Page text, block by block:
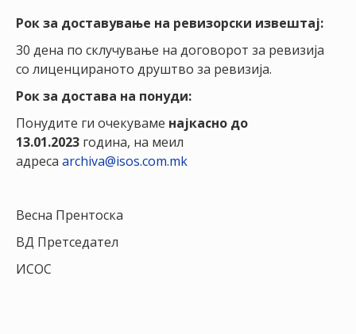
ПОДАТОЦИ
Рок за доставување на ревизорски извештај:
30 дена по склучување на договорот за ревизија
со лиценцираното друштво за ревизија.
Рок за достава на понуди:
Понудите ги очекуваме најкасно до
13.01.2023 година, на меил
адреса archiva@isos.com.mk
Весна Прентоска
ВД Претседател
ИСОС